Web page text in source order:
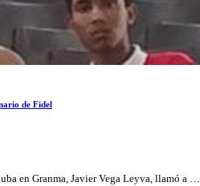
de Fidel
en Granma, Javier Vega Leyva, llamó a …